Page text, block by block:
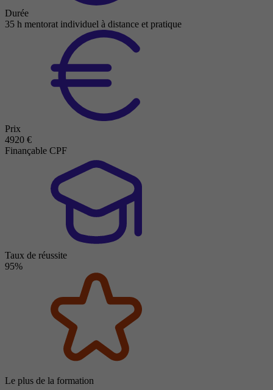
Durée
35 h mentorat individuel à distance et pratique
Prix
4920 €
Finançable CPF
Taux de réussite
95%
Le plus de la formation